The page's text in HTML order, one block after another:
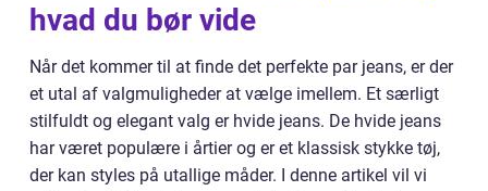
hvad du bør vide
Når det kommer til at finde det perfekte par jeans, er der
et utal af valgmuligheder at vælge imellem. Et særligt
stilfuldt og elegant valg er hvide jeans. De hvide jeans
har været populære i årtier og er et klassisk stykke tøj,
der kan styles på utallige måder. I denne artikel vil vi